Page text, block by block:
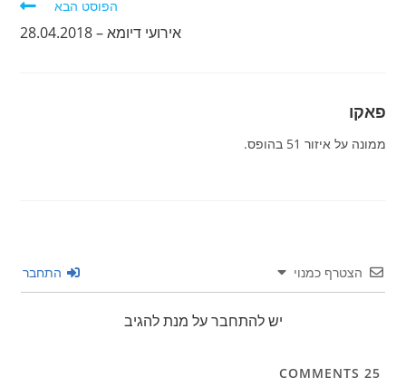
הפוסט הבא
אירועי דיומא – 28.04.2018
פאקו
ממונה על איזור 51 בהופס.
הצטרף כמנוי התחבר
יש להתחבר על מנת להגיב
25